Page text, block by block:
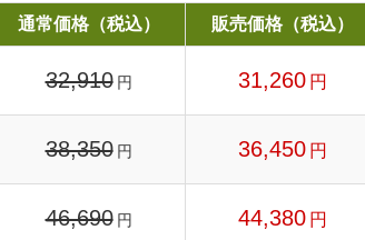
通常価格（税込） 販売価格（税込）
32,910 円 31,260 円
38,350 円 36,450 円
46,690 円 44,380 円